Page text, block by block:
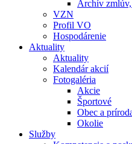
Archív
VZN
Profil VO
Hospodárenie
Aktuality
Aktuality
Kalendár akcií
Fotogaléria
Akcie
Športové
Obec a
Okolie
Služby